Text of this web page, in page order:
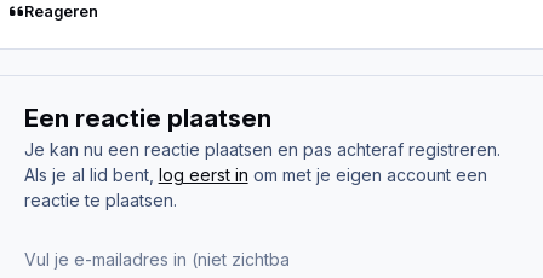
Reageren
Een reactie plaatsen
Je kan nu een reactie plaatsen en pas achteraf registreren.
Als je al lid bent, log eerst in om met je eigen account een
reactie te plaatsen.